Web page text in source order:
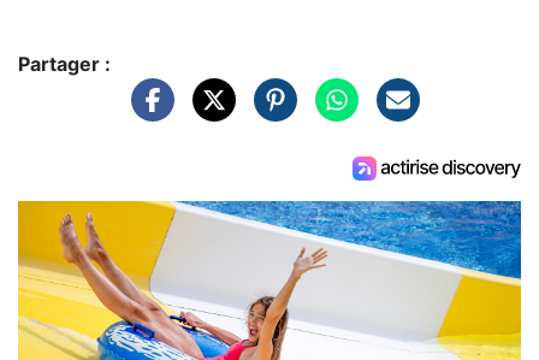
Partager :